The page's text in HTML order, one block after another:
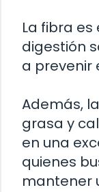
La fibra
digestión
a prevenir
Además,
grasa y
en una
quienes
mantener